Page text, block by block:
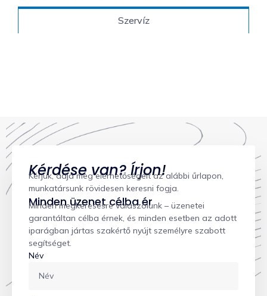
Szervíz
Kérdése van? Írjon!
Kérjük, adja meg elérhetőségeit az alábbi űrlapon,
munkatársunk rövidesen keresni fogja.
Minden üzenet célba ér
Minden megkeresésre válaszolunk – üzenetei
garantáltan célba érnek, és minden esetben az adott
iparágban jártas szakértő nyújt személyre szabott
segítséget.
Név